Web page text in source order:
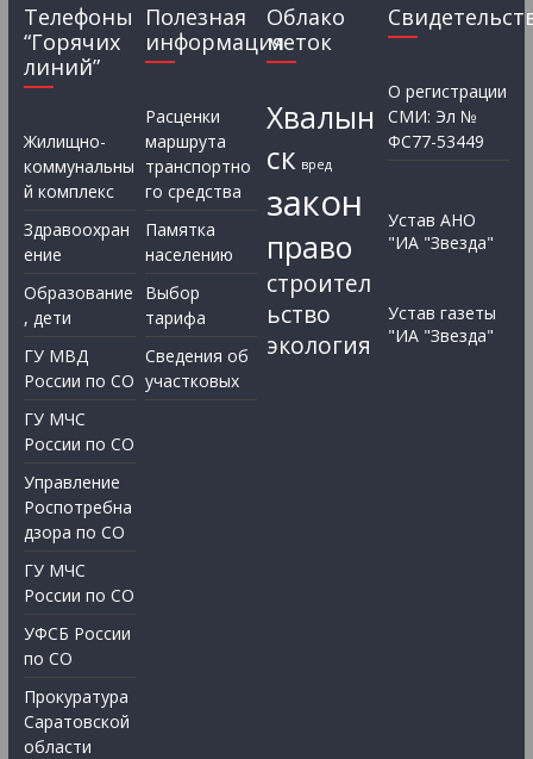
Телефоны
“Горячих
линий”
Жилищно-
коммунальны
й комплекс
Здравоохран
ение
Образование
, дети
ГУ МВД
России по СО
ГУ МЧС
России по СО
Управление
Роспотребна
дзора по СО
ГУ МЧС
России по СО
УФСБ России
по СО
Прокуратура
Саратовской
области
Полезная
информация
Расценки
маршрута
транспортно
го средства
Памятка
населению
Выбор
тарифа
Сведения об
участковых
Облако
меток
Хвалын
ск вред
закон
право
строител
ьство
экология
О регистрации
СМИ: Эл №
ФС77-53449
Устав АНО
"ИА "Звезда"
Устав газеты
"ИА "Звезда"